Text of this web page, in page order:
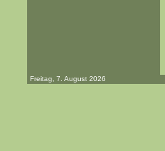
Freitag, 7. August 2026